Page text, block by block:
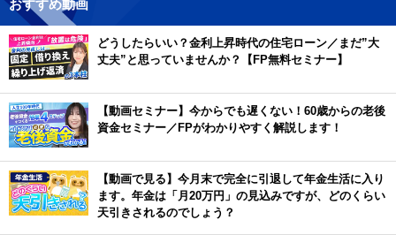
おすすめ動画
どうしたらいい？金利上昇時代の住宅ローン／まだ”大
丈夫”と思っていませんか？【FP無料セミナー】
【動画セミナー】今からでも遅くない！60歳からの老後
資金セミナー／FPがわかりやすく解説します！
【動画で見る】今月末で完全に引退して年金生活に入り
ます。年金は「月20万円」の見込みですが、どのくらい
天引きされるのでしょう？